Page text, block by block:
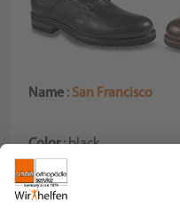
Name : San Francisco
Color: black
Color: blue
Color: coffee